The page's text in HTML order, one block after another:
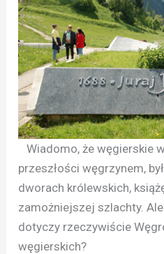
Wiadomo, że węgierskie
przeszłości węgrzynem,
dworach królewskich,
zamożniejszej szlachty.
dotyczy rzeczywiście
węgierskich?